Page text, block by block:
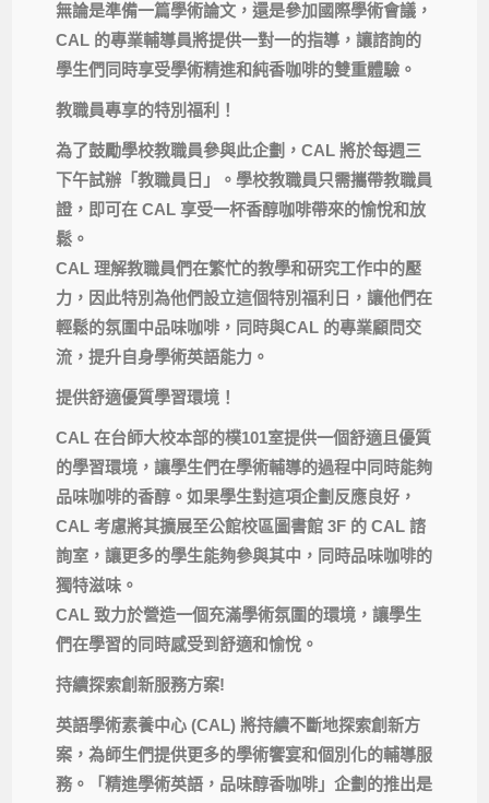
無論是準備一篇學術論文，還是參加國際學術會議，
CAL 的專業輔導員將提供一對一的指導，讓諮詢的
學生們同時享受學術精進和純香咖啡的雙重體驗。
教職員專享的特別福利！
為了鼓勵學校教職員參與此企劃，CAL將於每週三
下午試辦「教職員日」。學校教職員只需攜帶教職員
證，即可在 CAL享受一杯香醇咖啡帶來的愉悅和放
鬆。
CAL理解教職員們在繁忙的教學和研究工作中的壓
力， 因此特別為他們設立這個特別福利日，讓他們在
輕鬆的氛圍中品味咖啡，同時與CAL 的專業顧問交
流，提升自身學術英語能力。
提供舒適優質學習環境！
CAL在台師大校本部的樸101室提供一個舒適且優質
的學習環境，讓學生們在學術輔導的過程中同時能夠
品味咖啡的香醇。如果學生對這項企劃反應良好，
CAL考慮將其擴展至公館校區圖書館 3F 的 CAL諮
詢室，讓更多的學生能夠參與其中， 同時品味咖啡的
獨特滋味。
CAL致力於營造一個充滿學術氛圍的環境，讓學生
們在學習的同時感受到舒適和愉悅。
持續探索創新服務方案!
英語學術素養中心 (CAL)將持續不斷地探索創新方
案，為師生們提供更多的學術饗宴和個別化的輔導服
務。「精進學術英語，品味醇香咖啡」企劃的推出是